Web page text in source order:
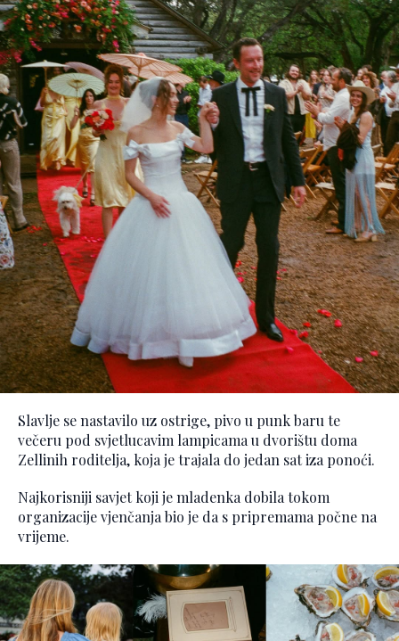
Slavlje se nastavilo uz ostrige, pivo u punk baru te
večeru pod svjetlucavim lampicama u dvorištu doma
Zellinih roditelja, koja je trajala do jedan sat iza ponoći.
Najkorisniji savjet koji je mladenka dobila tokom
organizacije vjenčanja bio je da s pripremama počne na
vrijeme.